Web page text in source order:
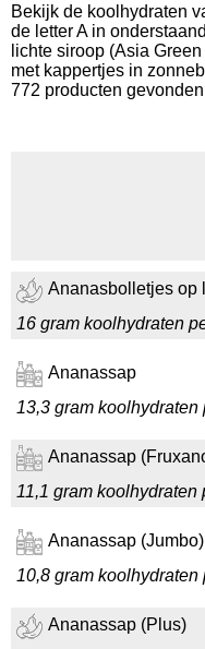
Koolhydraten tellen
Links
Bekijk de koolhydraten
de letter A in
lichte siroop (Asia
met kappertjes in
772 producten
Ananasbolletjes op
16 gram koolhydraten
Ananassap
13,3 gram koolhydraten
Ananassap
11,1 gram koolhydraten
Ananassap (Jumbo)
10,8 gram koolhydraten
Ananassap (Plus)